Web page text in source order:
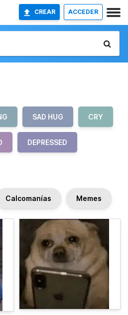
CREAR ACCEDER
SAD HUG CRY
DEPRESSED
Calcomanías Memes